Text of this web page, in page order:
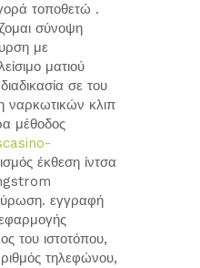
τοποθετώ .
σύνοψη
με
ματιού
σε του
ναρκωτικών κλιπ
μέθοδος
έκθεση ίντσα
εγγραφή
του ιστοτόπου,
τηλεφώνου,